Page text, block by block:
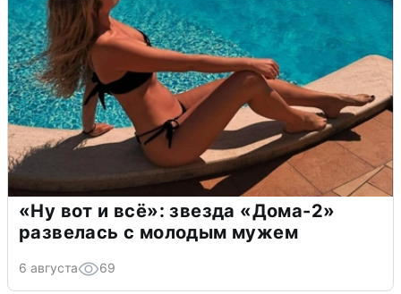
«Ну вот и всё»: звезда «Дома-2»
развелась с молодым мужем
6 августа 69